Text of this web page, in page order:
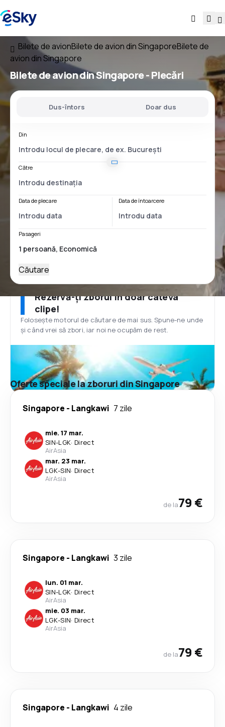
Bilete de avionBilete de avion din SingaporeBilete de
avion din Singapore
Bilete de aviondin Singapore- Plecări
Dus-întors Doar dus
Din
Către
Data de plecare Data de întoarcere
Pasageri
Căutare
Rezervă-ți zborul în doar câteva
clipe!
Folosește motorul de căutare de mai sus. Spune-ne unde
și când vrei să zbori, iar noi ne ocupăm de rest.
Oferte speciale la zboruri din Singapore
Singapore - Langkawi 7 zile
mie. 17 mar.
SIN-LGK· Direct
AirAsia
mar. 23 mar.
LGK-SIN· Direct
AirAsia
de la79 €
Singapore - Langkawi 3 zile
lun. 01 mar.
SIN-LGK· Direct
AirAsia
mie. 03 mar.
LGK-SIN· Direct
AirAsia
de la79 €
Singapore - Langkawi 4 zile